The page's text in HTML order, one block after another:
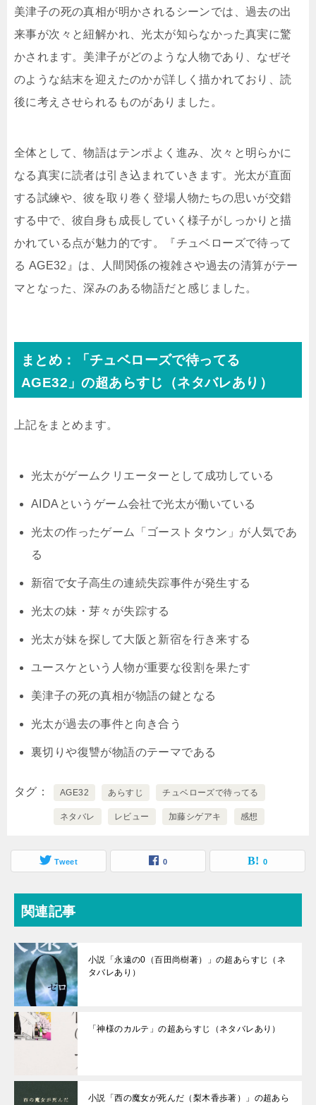
美津子の死の真相が明かされるシーンでは、過去の出
来事が次々と紐解かれ、光太が知らなかった真実に驚
かされます。美津子がどのような人物であり、なぜそ
のような結末を迎えたのかが詳しく描かれており、読
後に考えさせられるものがありました。
全体として、物語はテンポよく進み、次々と明らかに
なる真実に読者は引き込まれていきます。光太が直面
する試練や、彼を取り巻く登場人物たちの思いが交錯
する中で、彼自身も成長していく様子がしっかりと描
かれている点が魅力的です。『チュベローズで待って
る AGE32』は、人間関係の複雑さや過去の清算がテー
マとなった、深みのある物語だと感じました。
まとめ：「チュベローズで待ってる
AGE32」の超あらすじ（ネタバレあり）
上記をまとめます。
光太がゲームクリエーターとして成功している
AIDAというゲーム会社で光太が働いている
光太の作ったゲーム「ゴーストタウン」が人気であ
る
新宿で女子高生の連続失踪事件が発生する
光太の妹・芽々が失踪する
光太が妹を探して大阪と新宿を行き来する
ユースケという人物が重要な役割を果たす
美津子の死の真相が物語の鍵となる
光太が過去の事件と向き合う
裏切りや復讐が物語のテーマである
タグ AGE32 あらすじ チュベローズで待ってる
ネタバレ レビュー 加藤シゲアキ 感想
Tweet 0 0
関連記事
小説「永遠の0（百田尚樹著）」の超あらすじ（ネ
タバレあり）
「神様のカルテ」の超あらすじ（ネタバレあり）
小説「西の魔女が死んだ（梨木香歩著）」の超あら